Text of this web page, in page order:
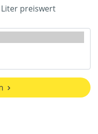
preiswert